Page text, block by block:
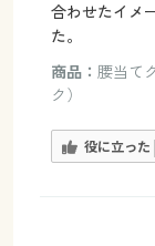
合わせたイメ
た。
商品： 腰当て
ク）
役に立った